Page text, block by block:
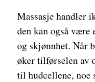
Massasje handler
den kan også
og skjønnhet. Når
øker tilførselen av
til hudcellene, noe